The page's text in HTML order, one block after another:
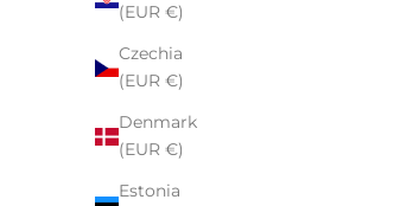
(EUR €)
Czechia
(EUR €)
Denmark
(EUR €)
Estonia